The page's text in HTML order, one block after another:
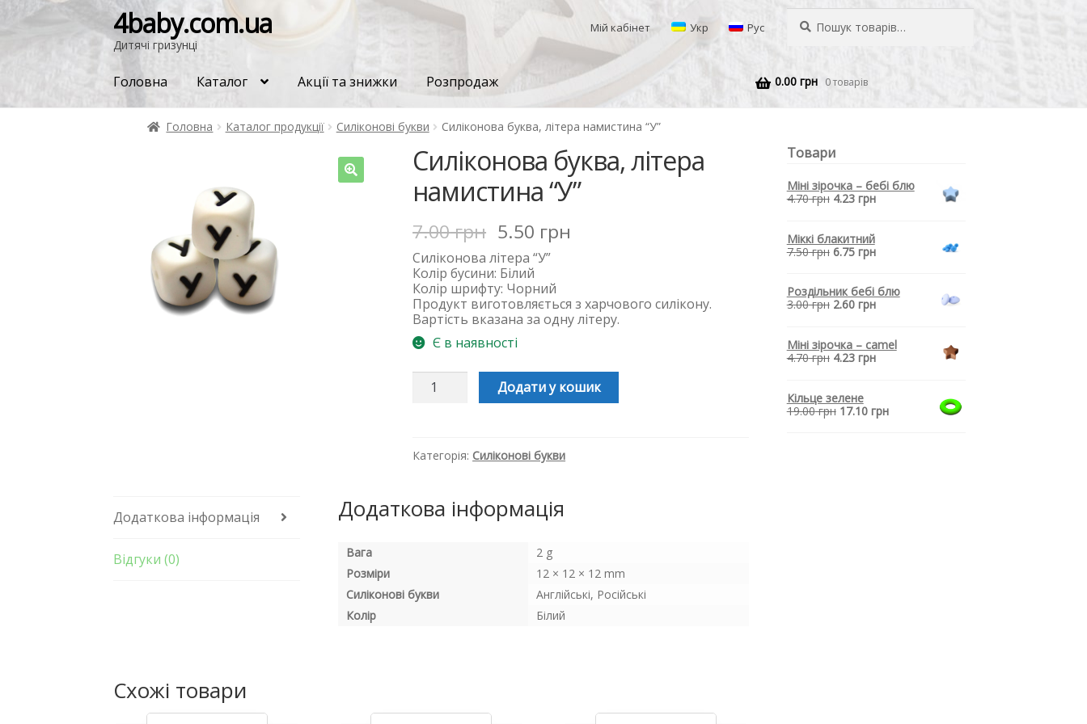
4baby.com.ua
Дитячі гризунці
Шукати:
Пошук
Мій кабінет Укр Рус
Головна Каталог Акції та знижки Розпродаж 0.00грн 0 товарів
Головна Каталог продукції Силіконові букви Силіконова буква, літера намистина “У”
Силіконова буква, літера
намистина “У”
7.00грн 5.50 грн
Силіконова літера “У”
Колір бусини: Білий
Колір шрифту: Чорний
Продукт виготовляється з харчового силікону.
Вартість вказана за одну літеру.
Є в наявності
Силіконова
буква,
кількість
Додати у кошик
Категорія: Силіконові букви
Додаткова інформація
Відгуки (0)
Додаткова інформація
Вага
2 g
Розміри
12 × 12 × 12 mm
Силіконові букви
Англійські, Російські
Колір
Білий
Схожі товари
Товари
Міні зірочка – бебі блю
4.70грн 4.23грн
Міккі блакитний
7.50грн 6.75грн
Роздільник бебі блю
3.00грн 2.60грн
Міні зірочка – camel
4.70грн 4.23грн
Кільце зелене
19.00грн 17.10грн